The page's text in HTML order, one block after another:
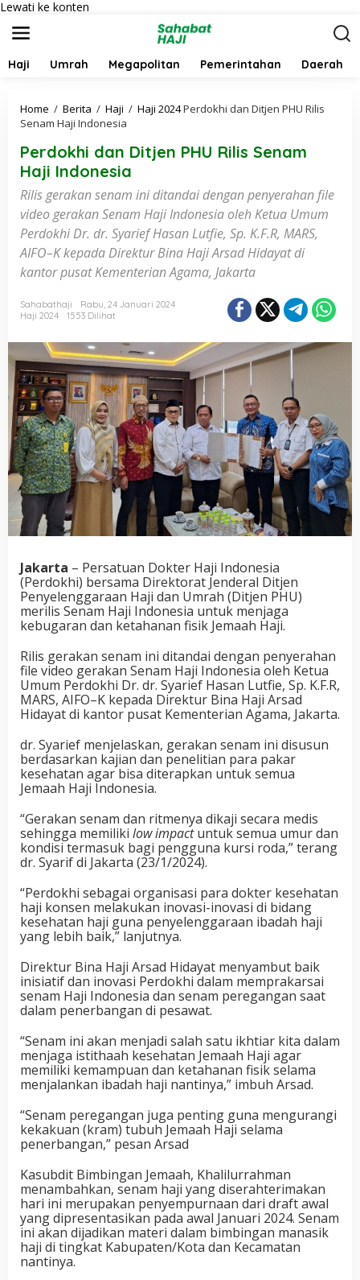
Lewati ke konten
Haji Umrah Megapolitan Pemerintahan Daerah
Home / Berita / Haji / Haji 2024Perdokhi dan Ditjen PHU Rilis
Senam Haji Indonesia
Perdokhi dan Ditjen PHU Rilis Senam
Haji Indonesia
Rilis gerakan senam ini ditandai dengan penyerahan file
video gerakan Senam Haji Indonesia oleh Ketua Umum
Perdokhi Dr. dr. Syarief Hasan Lutfie, Sp. K.F.R, MARS,
AIFO–K kepada Direktur Bina Haji Arsad Hidayat di
kantor pusat Kementerian Agama, Jakarta
Sahabathaji
Rabu, 24 Januari 2024
Haji 2024
1553 Dilihat
Jakarta – Persatuan Dokter Haji Indonesia
(Perdokhi) bersama Direktorat Jenderal Ditjen
Penyelenggaraan Haji dan Umrah (Ditjen PHU)
merilis Senam Haji Indonesia untuk menjaga
kebugaran dan ketahanan fisik Jemaah Haji.
Rilis gerakan senam ini ditandai dengan penyerahan
file video gerakan Senam Haji Indonesia oleh Ketua
Umum Perdokhi Dr. dr. Syarief Hasan Lutfie, Sp. K.F.R,
MARS, AIFO–K kepada Direktur Bina Haji Arsad
Hidayat di kantor pusat Kementerian Agama, Jakarta.
dr. Syarief menjelaskan, gerakan senam ini disusun
berdasarkan kajian dan penelitian para pakar
kesehatan agar bisa diterapkan untuk semua
Jemaah Haji Indonesia.
“Gerakan senam dan ritmenya dikaji secara medis
sehingga memiliki low impactuntuk semua umur dan
kondisi termasuk bagi pengguna kursi roda,” terang
dr. Syarif di Jakarta (23/1/2024).
“Perdokhi sebagai organisasi para dokter kesehatan
haji konsen melakukan inovasi-inovasi di bidang
kesehatan haji guna penyelenggaraan ibadah haji
yang lebih baik,” lanjutnya.
Direktur Bina Haji Arsad Hidayat menyambut baik
inisiatif dan inovasi Perdokhi dalam memprakarsai
senam Haji Indonesia dan senam peregangan saat
dalam penerbangan di pesawat.
“Senam ini akan menjadi salah satu ikhtiar kita dalam
menjaga istithaah kesehatan Jemaah Haji agar
memiliki kemampuan dan ketahanan fisik selama
menjalankan ibadah haji nantinya,” imbuh Arsad.
“Senam peregangan juga penting guna mengurangi
kekakuan (kram) tubuh Jemaah Haji selama
penerbangan,” pesan Arsad
Kasubdit Bimbingan Jemaah, Khalilurrahman
menambahkan, senam haji yang diserahterimakan
hari ini merupakan penyempurnaan dari draft awal
yang dipresentasikan pada awal Januari 2024. Senam
ini akan dijadikan materi dalam bimbingan manasik
haji di tingkat Kabupaten/Kota dan Kecamatan
nantinya.